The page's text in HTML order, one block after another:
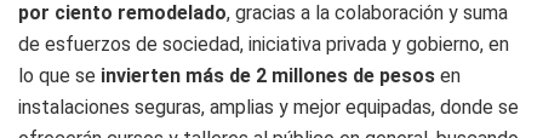
por ciento remodelado, gracias a la colaboración y suma
de esfuerzos de sociedad, iniciativa privada y gobierno, en
lo que se invierten más de 2 millones de pesos en
instalaciones seguras, amplias y mejor equipadas, donde se